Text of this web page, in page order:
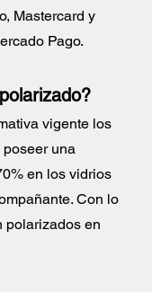
Mastercard y
Pago.
vigente los
una
en los vidrios
Con lo
polarizados en